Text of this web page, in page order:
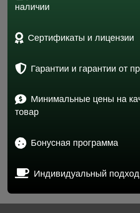
наличии
Сертификаты и лицензии
Гарантии и гарантии от
Минимальные цены на
товар
Бонусная программа
Индивидуальный подход